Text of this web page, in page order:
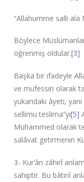
“Allahumme salli
Böylece
öğrenmiş oldular.[3]
Başka bir ifadeyle
ve müfessiri olarak
yukarıdaki âyeti,
sellimu teslima”yı[5]
Muhammed olarak
salâvat getirmenin
3- Kur’ân zâhirî
sahiptir. Bu bâtınî